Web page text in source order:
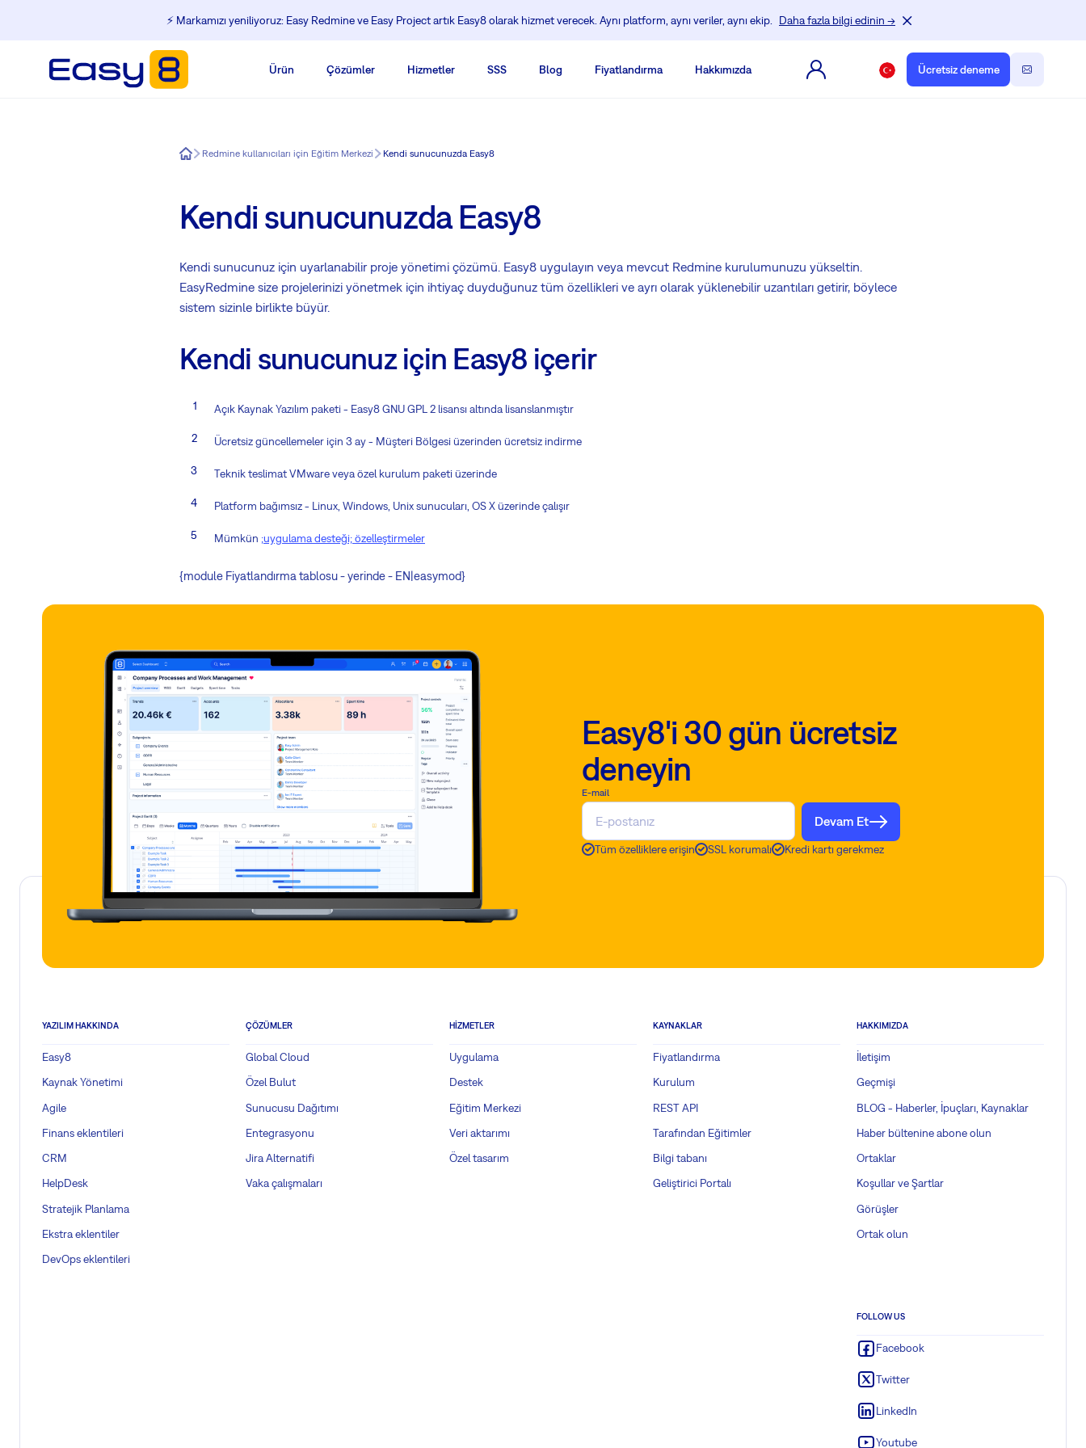
⚡️ Markamızı yeniliyoruz: Easy Redmine ve Easy Project artık Easy8 olarak hizmet verecek. Aynı platform, aynı veriler, aynı ekip. Daha fazla bilgi edinin →
Ürün Çözümler Hizmetler SSS Blog Fiyatlandırma Hakkımızda Ücretsiz deneme
Easy8Redmine kullanıcıları için Eğitim Merkezi Kendi sunucunuzda Easy8
Kendi sunucunuzda Easy8
Kendi sunucunuz için uyarlanabilir proje yönetimi çözümü. Easy8 uygulayın veya mevcut Redmine kurulumunuzu yükseltin.
EasyRedmine size projelerinizi yönetmek için ihtiyaç duyduğunuz tüm özellikleri ve ayrı olarak yüklenebilir uzantıları getirir, böylece
sistem sizinle birlikte büyür.
Kendi sunucunuz için Easy8 içerir
Açık Kaynak Yazılım paketi - Easy8 GNU GPL 2 lisansı altında lisanslanmıştır
Ücretsiz güncellemeler için 3 ay - Müşteri Bölgesi üzerinden ücretsiz indirme
Teknik teslimat VMware veya özel kurulum paketi üzerinde
Platform bağımsız - Linux, Windows, Unix sunucuları, OS X üzerinde çalışır
Mümkün ;uygulama desteği; özelleştirmeler
{module Fiyatlandırma tablosu - yerinde - EN|easymod}
Easy8'i 30 gün ücretsiz
deneyin
E-mail
Devam Et
Tüm özelliklere erişin SSL korumalı Kredi kartı gerekmez
YAZILIM HAKKINDA
Easy8
Kaynak Yönetimi
Agile
Finans eklentileri
CRM
HelpDesk
Stratejik Planlama
Ekstra eklentiler
DevOps eklentileri
ÇÖZÜMLER
Global Cloud
Özel Bulut
Sunucusu Dağıtımı
Entegrasyonu
Jira Alternatifi
Vaka çalışmaları
HIZMETLER
Uygulama
Destek
Eğitim Merkezi
Veri aktarımı
Özel tasarım
KAYNAKLAR
Fiyatlandırma
Kurulum
REST API
Tarafından Eğitimler
Bilgi tabanı
Geliştirici Portalı
HAKKIMIZDA
İletişim
Geçmişi
BLOG - Haberler, İpuçları, Kaynaklar
Haber bültenine abone olun
Ortaklar
Koşullar ve Şartlar
Görüşler
Ortak olun
FOLLOW US
Facebook
Twitter
LinkedIn
Youtube